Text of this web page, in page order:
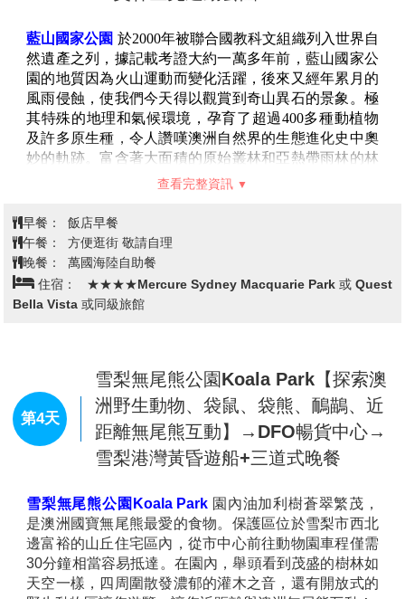
洲的歷史文化。無論是散步、休憩還是拍照，海德公園
都是您探索雪梨的理想起點。
聖瑪麗教堂位於海德公園旁，是澳洲最大的哥德式天主
教堂，以其宏偉的尖塔、彩繪玻璃窗與精美雕刻聞名。
這座教堂氣氛莊嚴，充滿藝術與宗教的魅力，是雪梨必
訪的地標之一。
新南威爾斯藝術館擁有超過 150 年的歷史。這座藝術館
術、亞洲藝術，以及國際藝術珍品。作為雪梨的文化地
旅客提供無窮的靈感與享受。
皇家植物園位於雪梨歌劇院旁，是一片鬧中取靜的城市
綠洲，擁有200多年的歷史，是澳洲最古老的科學機構
之一。植物園內種植了豐富的本地及國際植物，充滿了
自然之美與生態多樣性。您可以在植物園內漫步於花園
院、雪梨港灣大橋、雪梨塔）的壯麗景色，這也是雪梨
最著名的明信片景點之一。您可以拍攝到雪梨歌劇院與
港灣大橋共同映入鏡頭的美麗港灣景致。
雪梨港灣大橋長約 1,149 公尺，世界最美的百貨公司之
一是世界上最寬的拱橋之一。其高達 134 公尺的鋼拱，
橫跨碧藍的雪梨港，與歌劇院的帆形設計交相輝映。與
啟用以來，大橋以其宏偉的拱形設計和「鐵肺（The
Coathanger）」的暱稱聞名，不僅是重要的交通樞紐，
更是一座融合歷史、建築與冒險體驗的旅遊熱點。
早餐： XXX
午餐： 配合搭機時間 敬請自理
晚餐： 西式牛排餐
住宿： ★★★★Mercure Sydney Macquarie Par 或 Quest
Bella Vista 或同級旅館
第3天
雪梨→藍山國家公園：鍊纜車、觀景
纜車、三姐妹岩、回音角、健行步道
→奧林匹克運動公園
藍山國家公園 於2000年被聯合國教科文組織列入世界自
風雨侵蝕，使我們今天得以觀賞到奇山異石的景象。極
其特殊的地理和氣候環境，孕育了超過400多種動植物
及許多原生種，令人讚嘆澳洲自然界的生態進化史中奧
妙的軌跡。富含著大面積的原始叢林和亞熱帶雨林的林
像，其中以尤加利樹最富盛名，尤加利樹乃為澳洲的國
樹，也是無尾熊最愛的佳餚，在森林步道中浸沐在大自
種心曠神怡的感受。
搭乘全世界最斜的《鍊纜車》 下到深入300尺、斜52度
的谷底，原始為了採礦所建置的纜車，由於地形的關
係，傾斜的程度非常大，有時您會覺得都快站直了，是
一種難得的旅遊經驗；纜車抵達後又是另外一種景緻，
查看完整資訊
早餐： 飯店早餐
午餐： 方便逛街 敬請自理
晚餐： 萬國海陸自助餐
住宿： ★★★★Mercure Sydney Macquarie Park 或 Quest
Bella Vista 或同級旅館